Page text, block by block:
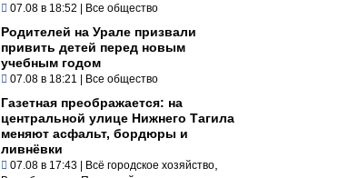
07.08 в 18:52 | Все общество
Родителей на Урале призвали
привить детей перед новым
учебным годом
07.08 в 18:21 | Все общество
Газетная преображается: на
центральной улице Нижнего Тагила
меняют асфальт, бордюры и
ливнёвки
07.08 в 17:43 | Всё городское хозяйство